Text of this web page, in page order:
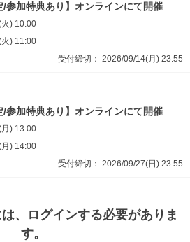
/参加特典あり】オンラインにて開催
) 10:00
) 11:00
受付締切： 2026/09/14(月) 23:55
/参加特典あり】オンラインにて開催
) 13:00
) 14:00
受付締切： 2026/09/27(日) 23:55
、ログインする必要がありま
す。